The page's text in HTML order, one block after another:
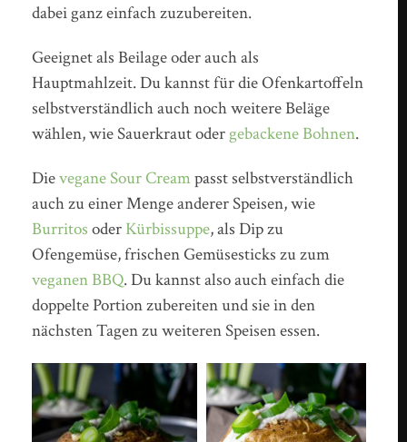
dabei ganz einfach zuzubereiten.
Geeignet als Beilage oder auch als
Hauptmahlzeit. Du kannst für die Ofenkartoffeln
selbstverständlich auch noch weitere Beläge
wählen, wie Sauerkraut odergebackene Bohnen.
Dievegane Sour Creampasst selbstverständlich
auch zu einer Menge anderer Speisen, wie
Burritos oder Kürbissuppe, als Dip zu
Ofengemüse, frischen Gemüsesticks zu zum
veganen BBQ. Du kannst also auch einfach die
doppelte Portion zubereiten und sie in den
nächsten Tagen zu weiteren Speisen essen.